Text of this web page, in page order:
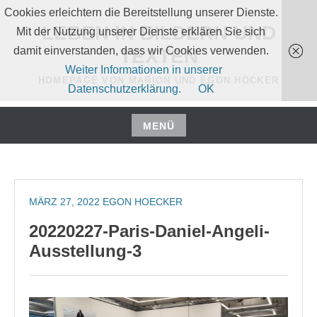
Zum
Inhalt
springen
LEBEN IN BILDERN UND
TEXTEN
MENÜ
Zum
springen
MÄRZ 27, 2022 EGON HOECKER
20220227-Paris-Daniel-Angeli-
Ausstellung-3
Cookies erleichtern die Bereitstellung unserer Dienste.
Mit der Nutzung unserer Dienste erklären Sie sich
damit einverstanden, dass wir Cookies verwenden.
Weiter Informationen in unserer
Datenschutzerklärung.
OK